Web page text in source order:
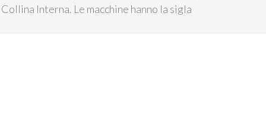
Interna. Le macchine hanno la sigla